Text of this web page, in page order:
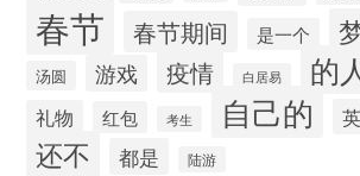
春节 春节期间 是一个
汤圆 游戏 疫情 白居易 的
礼物
红包 考生 自己的
还不 都是 陆游